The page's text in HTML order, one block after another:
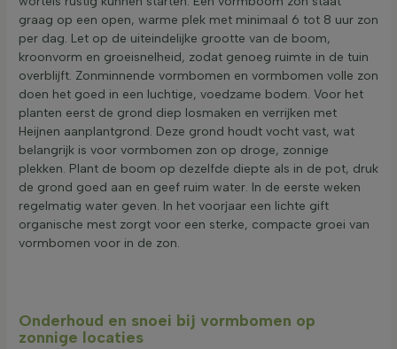
graag op een open, warme plek met minimaal 6 tot 8 uur zon
per dag. Let op de uiteindelijke grootte van de boom,
kroonvorm en groeisnelheid, zodat genoeg ruimte in de tuin
overblijft. Zonminnende vormbomen en vormbomen volle zon
doen het goed in een luchtige, voedzame bodem. Voor het
planten eerst de grond diep losmaken en verrijken met
Heijnen aanplantgrond. Deze grond houdt vocht vast, wat
belangrijk is voor vormbomen zon op droge, zonnige
plekken. Plant de boom op dezelfde diepte als in de pot, druk
de grond goed aan en geef ruim water. In de eerste weken
regelmatig water geven. In het voorjaar een lichte gift
organische mest zorgt voor een sterke, compacte groei van
vormbomen voor in de zon.
Onderhoud en snoei bij vormbomen op
zonnige locaties